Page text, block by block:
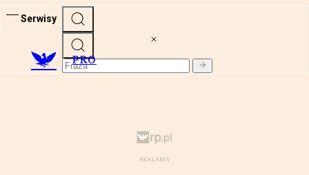
Serwisy
PRO